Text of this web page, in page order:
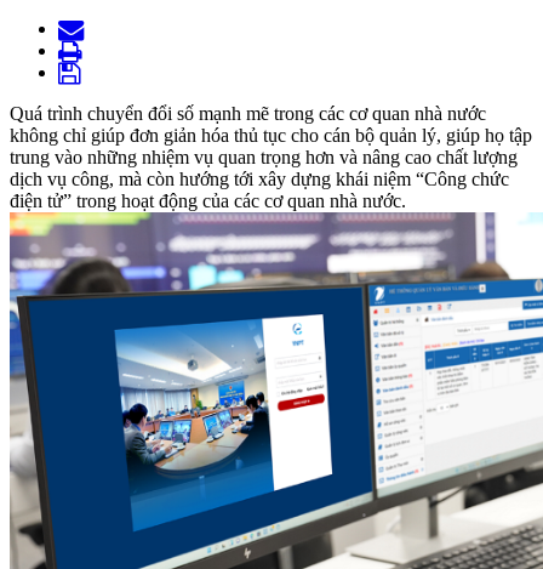
Quá trình chuyển đổi số mạnh mẽ trong các cơ quan nhà nước
không chỉ giúp đơn giản hóa thủ tục cho cán bộ quản lý, giúp họ tập
trung vào những nhiệm vụ quan trọng hơn và nâng cao chất lượng
dịch vụ công, mà còn hướng tới xây dựng khái niệm “Công chức
điện tử” trong hoạt động của các cơ quan nhà nước.